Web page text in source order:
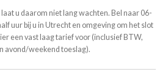
u daarom niet lang wachten. Bel naar 06-
uur bij u in Utrecht en omgeving om het slot
een vast laag tarief voor (inclusief BTW,
avond/weekend toeslag).